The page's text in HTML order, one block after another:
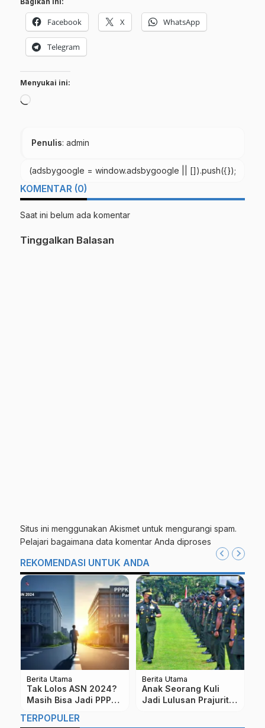
Facebook X WhatsApp
Telegram
Menyukai ini:
Memuat...
Penulis: admin
(adsbygoogle = window.adsbygoogle || []).push({});
KOMENTAR (0)
Saat ini belum ada komentar
Tinggalkan Balasan
Situs ini menggunakan Akismet untuk mengurangi spam.
Pelajari bagaimana data komentar Anda diproses
REKOMENDASI UNTUK ANDA
Berita Utama
Tak Lolos ASN 2024?
Masih Bisa Jadi PPPK
Begini Caranya
Berita Utama
Anak Seorang Kuli
Jadi Lulusan Prajurit
TERPOPULER